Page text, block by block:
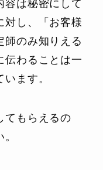
容は秘密にして
対し、「お客様
師のみ知りえる
伝わることは一
ます。
てもらえるの